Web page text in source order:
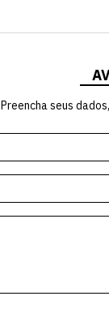
Preencha seus